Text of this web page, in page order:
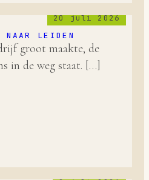
20 juli 2026
NAAR LEIDEN
groot maakte, de
in de weg staat. […]